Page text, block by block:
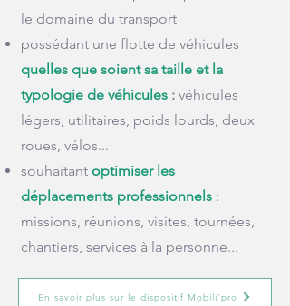
le domaine du transport
possédant une flotte de véhicules
quelles que soient sa taille et la
typologie de véhicules : véhicules
légers, utilitaires, poids lourds, deux
roues, vélos...
souhaitant optimiser les
déplacements professionnels :
missions, réunions, visites, tournées,
chantiers, services à la personne...
En savoir plus sur le dispositif Mobili'pro